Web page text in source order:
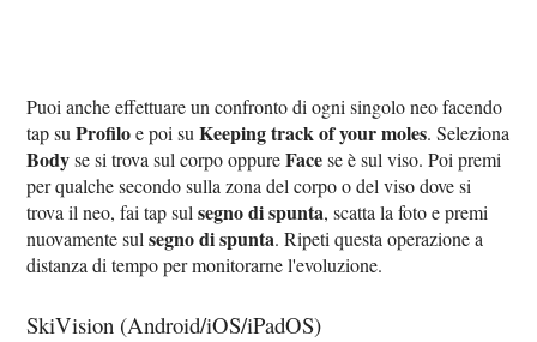
Puoi anche effettuare un confronto di ogni singolo neo facendo
tap suProfiloe poi suKeeping track of your moles. Seleziona
Bodyse si trova sul corpo oppureFacese è sul viso. Poi premi
per qualche secondo sulla zona del corpo o del viso dove si
trova il neo, fai tap sulsegno di spunta, scatta la foto e premi
nuovamente sulsegno di spunta. Ripeti questa operazione a
distanza di tempo per monitorarne l'evoluzione.
SkiVision (Android/iOS/iPadOS)